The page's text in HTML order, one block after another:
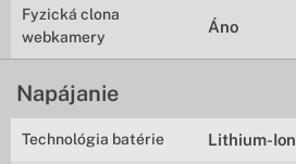
Fyzická clona
webkamery
Áno
Napájanie
Technológia batérie Lithium-Ion